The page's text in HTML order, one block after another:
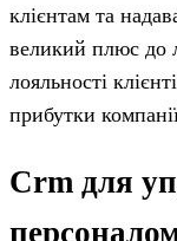
клієнтам та
великий плюс до
лояльності
прибутки
Crm для